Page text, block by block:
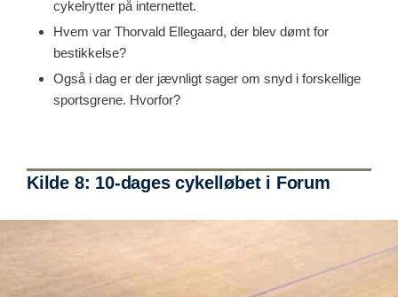
cykelrytter på internettet.
Hvem var Thorvald Ellegaard, der blev dømt for
bestikkelse?
Også i dag er der jævnligt sager om snyd i forskellige
sportsgrene. Hvorfor?
Kilde 8: 10-dages cykelløbet i Forum